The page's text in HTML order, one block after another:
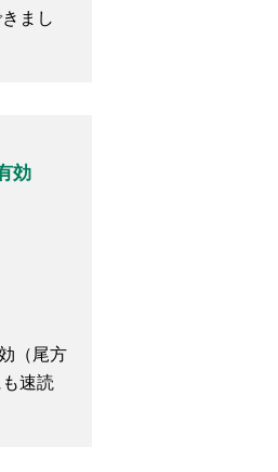
まし
効
（尾方
速読